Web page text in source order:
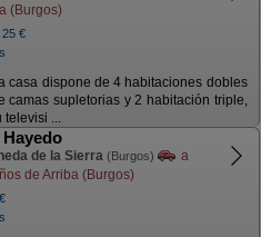
(Burgos)
25 €
casa dispone de 4 habitaciones dobles
camas supletorias y 2 habitación triple,
televisi ...
de la Sierra (Burgos)
a
de Arriba (Burgos)